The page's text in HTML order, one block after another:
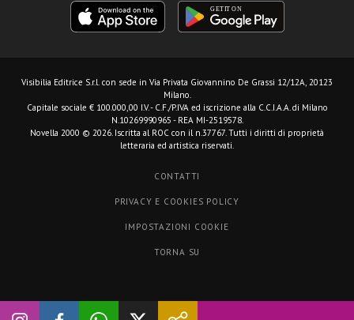
Visibilia Editrice S.r.l. con sede in Via Privata Giovannino De Grassi 12/12A, 20123
Milano.
Capitale sociale € 100.000,00 I.V. - C.F./P.IVA ed iscrizione alla C.C.I.A.A. di Milano
N.10269990965 - REA MI-2519578.
Novella 2000 © 2026. Iscritta al ROC con il n.37767. Tutti i diritti di proprietà
letteraria ed artistica riservati.
CONTATTI
PRIVACY E COOKIES POLICY
IMPOSTAZIONI COOKIE
TORNA SU